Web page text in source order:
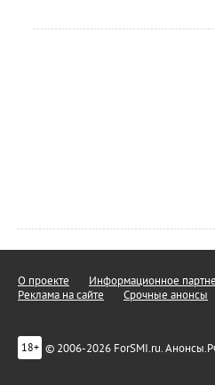
О проекте Информационное
Реклама на сайте
Срочные анонсы
18+ © 2006-2026 ForSMI.ru.